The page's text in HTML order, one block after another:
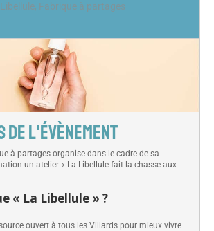
Fabrique à partages
DE L'ÉVÈNEMENT
à partages organise dans le cadre de sa
un atelier « La Libellule fait la chasse aux
« La Libellule » ?
ouvert à tous les Villards pour mieux vivre